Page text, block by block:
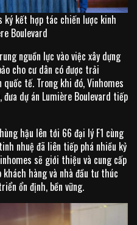
ký kết hợp tác chiến lược kinh
Boulevard
nguồn lực vào việc xây dựng
cho cư dân có được trải
tế. Trong khi đó, Vinhomes
dự án Lumière Boulevard tiếp
hậu lên tới 66 đại lý F1 cùng
nhuệ đã liên tiếp phá nhiều kỷ
sẽ giới thiệu và cung cấp
hàng và nhà đầu tư thúc
ổn định, bền vững.